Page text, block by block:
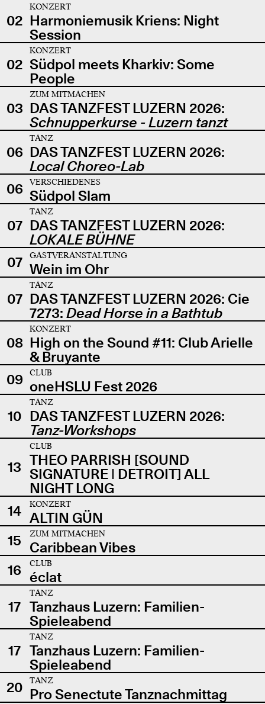
02
KONZERT
Harmoniemusik Kriens: Night
Session
02
KONZERT
Südpol meets Kharkiv: Some
People
03
ZUM MITMACHEN
DAS TANZFEST LUZERN 2026:
Schnupperkurse - Luzern tanzt
06
TANZ
DAS TANZFEST LUZERN 2026:
Local Choreo-Lab
06
VERSCHIEDENES
Südpol Slam
07
TANZ
DAS TANZFEST LUZERN 2026:
LOKALE BÜHNE
07
GASTVERANSTALTUNG
Wein im Ohr
07
TANZ
DAS TANZFEST LUZERN 2026: Cie
7273: Dead Horse in a Bathtub
08
KONZERT
High on the Sound #11: Club Arielle
& Bruyante
09
CLUB
oneHSLU Fest 2026
10
TANZ
DAS TANZFEST LUZERN 2026:
Tanz-Workshops
13
CLUB
THEO PARRISH [SOUND
SIGNATURE | DETROIT] ALL
NIGHT LONG
14
KONZERT
ALTIN GÜN
15
ZUM MITMACHEN
Caribbean Vibes
16
CLUB
éclat
17
TANZ
Tanzhaus Luzern: Familien-
Spieleabend
17
TANZ
Tanzhaus Luzern: Familien-
Spieleabend
20
TANZ
Pro Senectute Tanznachmittag